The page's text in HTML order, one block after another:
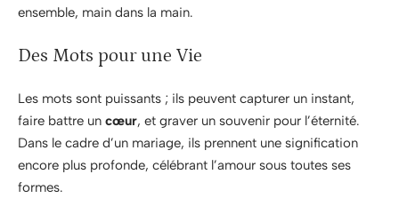
ensemble, main dans la main.
Des Mots pour une Vie
Les mots sont puissants ; ils peuvent capturer un instant,
faire battre un cœur, et graver un souvenir pour l’éternité.
Dans le cadre d’un mariage, ils prennent une signification
encore plus profonde, célébrant l’amour sous toutes ses
formes.